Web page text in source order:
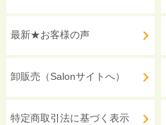
最新★お客様の声
卸販売（Salonサイトへ）
特定商取引法に基づく表示